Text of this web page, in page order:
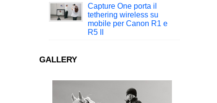
Capture One porta il
tethering wireless su
mobile per Canon R1 e
R5 II
GALLERY